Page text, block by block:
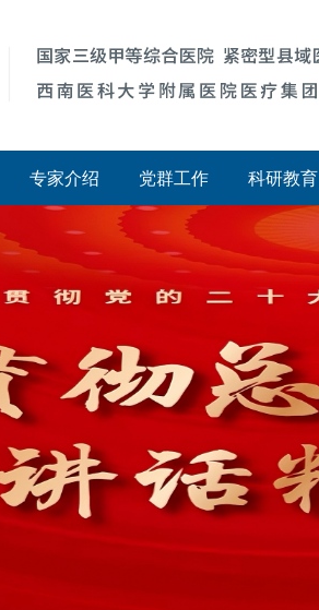
专家介绍 党群工作 科研教育